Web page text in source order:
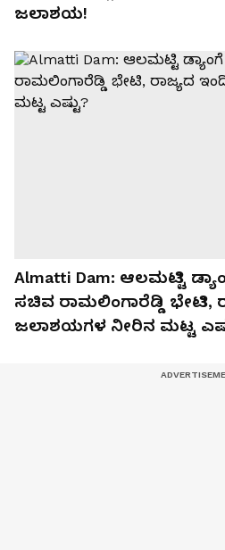
ಜಲಾಶಯ!
Almatti Dam: ಆಲಮಟ್ಟಿ
ಸಚಿವ ರಾಮಲಿಂಗಾರೆಡ್ಡಿ ಭೇಟಿ,
ಜಲಾಶಯಗಳ ನೀರಿನ ಮಟ್ಟ